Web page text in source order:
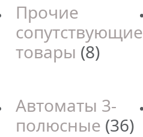
Прочие
сопутствующие
товары (8)
Автоматы 3-
полюсные (36)